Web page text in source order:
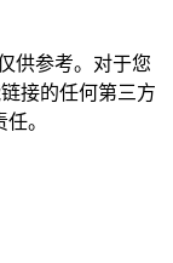
供参考。对于您
接的任何第三方
。